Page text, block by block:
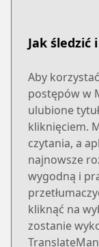
Jak śledzić
Aby
postępów w
ulubione
kliknięciem.
czytania, a
najnowsze
wygodną i
kliknąć na
zostanie